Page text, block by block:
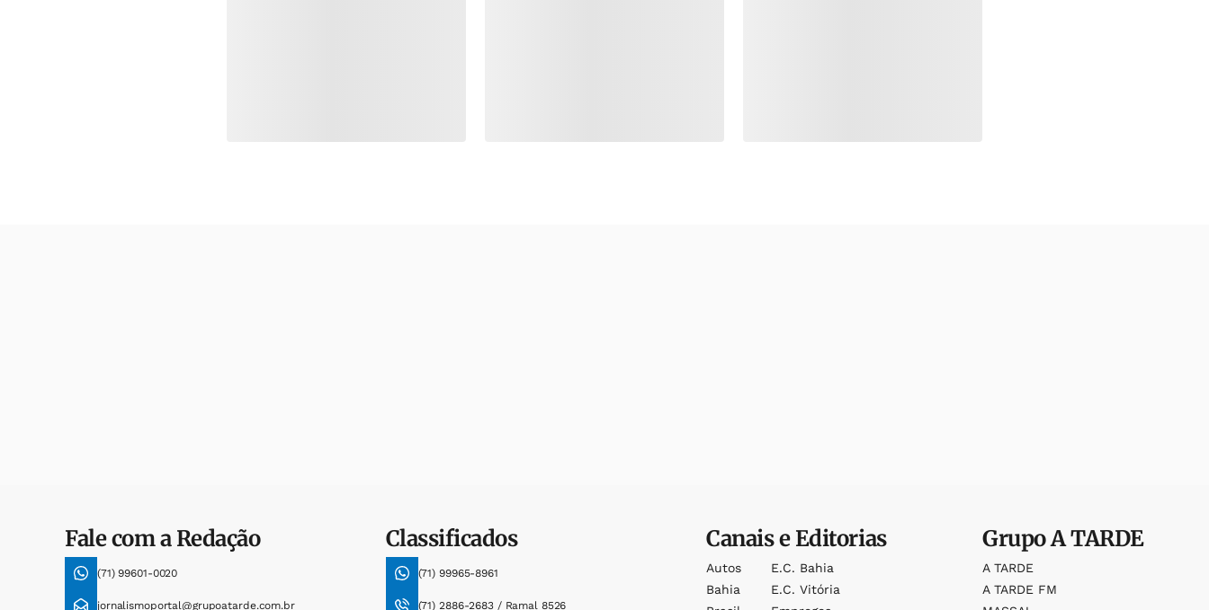
Fale com a Redação
(71) 99601-0020
jornalismoportal@grupoatarde.com.br
Classificados
(71) 99965-8961
(71) 2886-2683 / Ramal 8526
Canais e Editorias
Autos
Bahia
E.c. Bahia
E.c. Vitória
GrupoA TARDE
A TARDE
A TARDE FM